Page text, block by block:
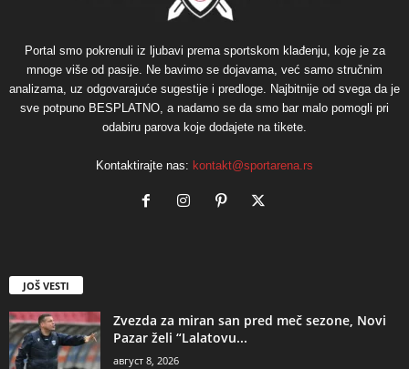
Portal smo pokrenuli iz ljubavi prema sportskom klađenju, koje je za
mnoge više od pasije. Ne bavimo se dojavama, već samo stručnim
analizama, uz odgovarajuće sugestije i predloge. Najbitnije od svega da je
sve potpuno BESPLATNO, a nadamo se da smo bar malo pomogli pri
odabiru parova koje dodajete na tikete.
Kontaktirajte nas: kontakt@sportarena.rs
JOŠ VESTI
Zvezda za miran san pred meč sezone, Novi
Pazar želi “Lalatovu...
август 8, 2026